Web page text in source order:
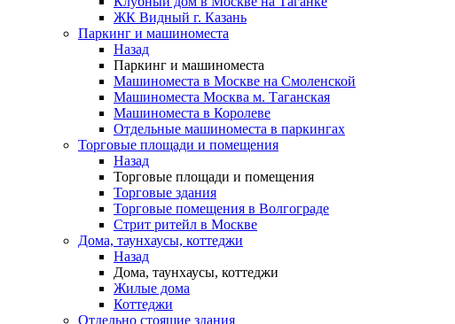
ЖК Видный г. Казань
Паркинг и машиноместа
Назад
Паркинг и машиноместа
Машиноместа в Москве на Смоленской
Машиноместа Москва м. Таганская
Машиноместа в Королеве
Отдельные машиноместа в паркингах
Торговые площади и помещения
Назад
Торговые площади и помещения
Торговые здания
Торговые помещения в Волгограде
Стрит ритейл в Москве
Дома, таунхаусы, коттеджи
Назад
Дома, таунхаусы, коттеджи
Жилые дома
Коттеджи
Отдельно стоящие здания